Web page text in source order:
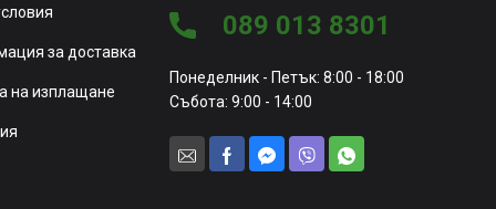
за доставка
на изплащане
089 013 8301
Понеделник - Петък: 8:00 - 18:00
Събота: 9:00 - 14:00